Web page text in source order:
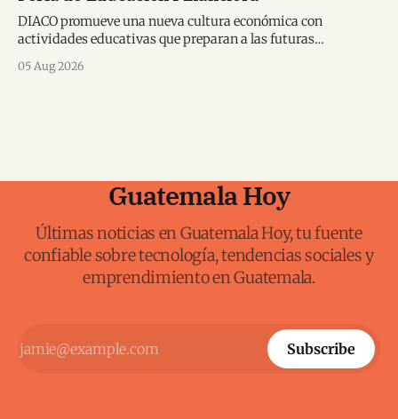
DIACO promueve una nueva cultura económica con
actividades educativas que preparan a las futuras
05 Aug 2026
Guatemala Hoy
Últimas noticias en Guatemala Hoy, tu fuente
confiable sobre tecnología, tendencias sociales y
emprendimiento en Guatemala.
Subscribe